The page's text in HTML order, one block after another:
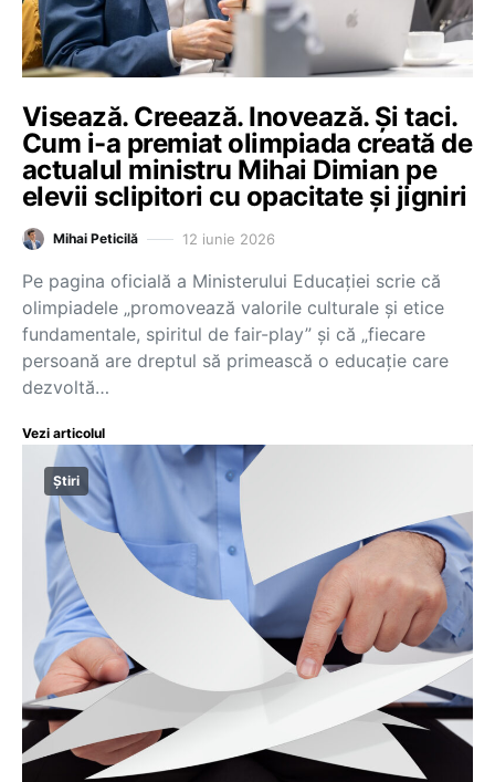
Visează. Creează. Inovează. Și taci.
Cum i-a premiat olimpiada creată de
actualul ministru Mihai Dimian pe
elevii sclipitori cu opacitate și jigniri
Mihai Peticilă 12 iunie 2026
Pe pagina oficială a Ministerului Educației scrie că
olimpiadele „promovează valorile culturale și etice
fundamentale, spiritul de fair-play” și că „fiecare
persoană are dreptul să primească o educație care
dezvoltă…
Vezi articolul
Știri